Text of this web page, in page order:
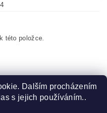
této položce.
Dalším procházením
s jejich používáním..